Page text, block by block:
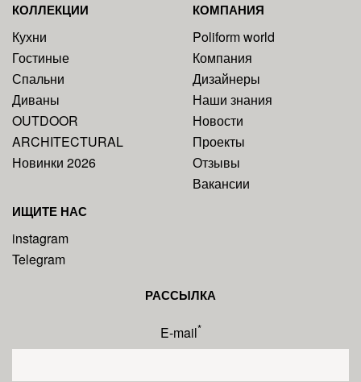
КОЛЛЕКЦИИ
Кухни
Гостиные
Спальни
Диваны
OUTDOOR
ARCHITECTURAL
Новинки 2026
КОМПАНИЯ
Poliform world
Компания
Дизайнеры
Наши знания
Новости
Проекты
Отзывы
Вакансии
ИЩИТЕ НАС
instagram
Telegram
РАССЫЛКА
E-mail*